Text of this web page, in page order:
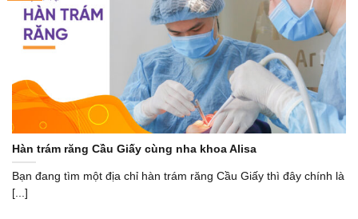
Hàn trám răng Cầu Giấy cùng nha khoa Alisa
Bạn đang tìm một địa chỉ hàn trám răng Cầu Giấy thì đây chính là
[...]